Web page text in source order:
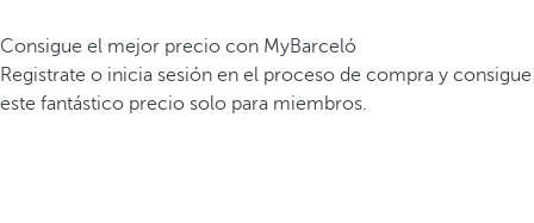
Consigue el mejor precio con MyBarceló
Registrate o inicia sesión en el proceso de compra y consigue
este fantástico precio solo para miembros.